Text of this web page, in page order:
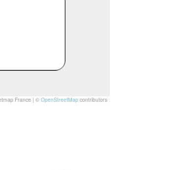
France | ©OpenStreetMapcontributors